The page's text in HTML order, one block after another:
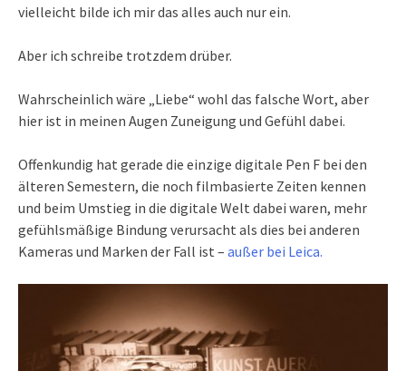
vielleicht bilde ich mir das alles auch nur ein.
Aber ich schreibe trotzdem drüber.
Wahrscheinlich wäre „Liebe“ wohl das falsche Wort, aber
hier ist in meinen Augen Zuneigung und Gefühl dabei.
Offenkundig hat gerade die einzige digitale Pen F bei den
älteren Semestern, die noch filmbasierte Zeiten kennen
und beim Umstieg in die digitale Welt dabei waren, mehr
gefühlsmäßige Bindung verursacht als dies bei anderen
Kameras und Marken der Fall ist – außer bei Leica.